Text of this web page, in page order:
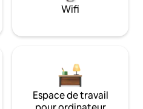
Wifi
Espace de travail